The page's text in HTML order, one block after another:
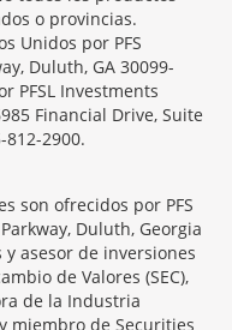
o provincias.
Unidos por PFS
Duluth, GA 30099-
PFSL Investments
Financial Drive, Suite
812-2900.
son ofrecidos por PFS
Duluth, Georgia
asesor de inversiones
de Valores (SEC),
de la Industria
miembro de Securities